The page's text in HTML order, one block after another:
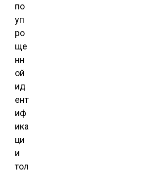
по
уп
ро
ще
нн
ой
ид
ент
иф
ика
ци
и
тол